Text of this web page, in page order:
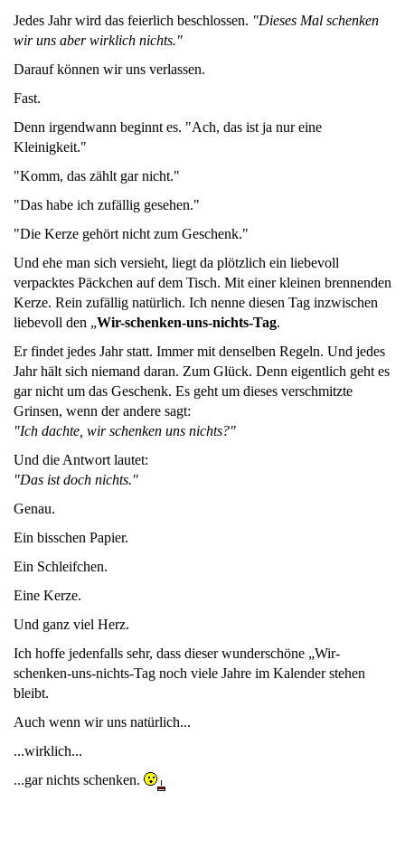
Jedes Jahr wird das feierlich beschlossen. "Dieses Mal schenken
wir uns aber wirklich nichts."
Darauf können wir uns verlassen.
Fast.
Denn irgendwann beginnt es. "Ach, das ist ja nur eine
Kleinigkeit."
"Komm, das zählt gar nicht."
"Das habe ich zufällig gesehen."
"Die Kerze gehört nicht zum Geschenk."
Und ehe man sich versieht, liegt da plötzlich ein liebevoll
verpacktes Päckchen auf dem Tisch. Mit einer kleinen brennenden
Kerze. Rein zufällig natürlich. Ich nenne diesen Tag inzwischen
liebevoll den „Wir-schenken-uns-nichts-Tag.
Er findet jedes Jahr statt. Immer mit denselben Regeln. Und jedes
Jahr hält sich niemand daran. Zum Glück. Denn eigentlich geht es
gar nicht um das Geschenk. Es geht um dieses verschmitzte
Grinsen, wenn der andere sagt:
"Ich dachte, wir schenken uns nichts?"
Und die Antwort lautet:
"Das ist doch nichts."
Genau.
Ein bisschen Papier.
Ein Schleifchen.
Eine Kerze.
Und ganz viel Herz.
Ich hoffe jedenfalls sehr, dass dieser wunderschöne „Wir-
schenken-uns-nichts-Tag noch viele Jahre im Kalender stehen
bleibt.
Auch wenn wir uns natürlich...
...wirklich...
...gar nichts schenken.